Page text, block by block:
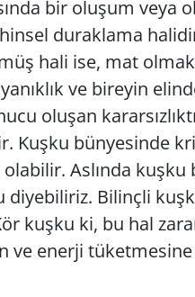
bir oluşum veya
duraklama
hali ise, mat
ve bireyin
oluşan
Kuşku bünyesinde
olabilir. Aslında
diyebiliriz. Bilinçli
kuşku ki, bu hal
ve enerji